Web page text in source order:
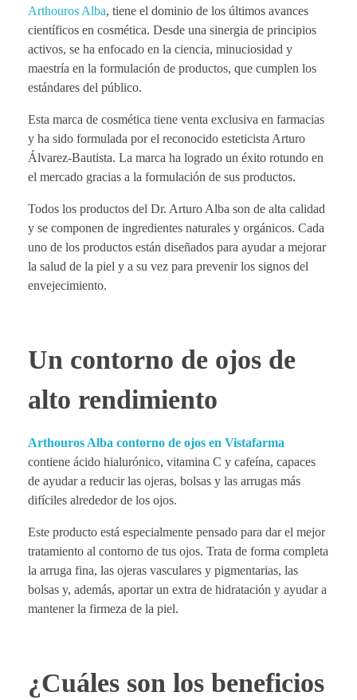
Arthouros Alba, tiene el dominio de los últimos avances
científicos en cosmética. Desde una sinergia de principios
activos, se ha enfocado en la ciencia, minuciosidad y
maestría en la formulación de productos, que cumplen los
estándares del público.
Esta marca de cosmética tiene venta exclusiva en farmacias
y ha sido formulada por el reconocido esteticista Arturo
Álvarez-Bautista. La marca ha logrado un éxito rotundo en
el mercado gracias a la formulación de sus productos.
Todos los productos del Dr. Arturo Alba son de alta calidad
y se componen de ingredientes naturales y orgánicos. Cada
uno de los productos están diseñados para ayudar a mejorar
la salud de la piel y a su vez para prevenir los signos del
envejecimiento.
Un contorno de ojos de
alto rendimiento
Arthouros Alba contorno de ojos en Vistafarma
contiene ácido hialurónico, vitamina C y cafeína, capaces
de ayudar a reducir las ojeras, bolsas y las arrugas más
difíciles alrededor de los ojos.
Este producto está especialmente pensado para dar el mejor
tratamiento al contorno de tus ojos. Trata de forma completa
la arruga fina, las ojeras vasculares y pigmentarias, las
bolsas y, además, aportar un extra de hidratación y ayudar a
mantener la firmeza de la piel.
¿Cuáles son los beneficios